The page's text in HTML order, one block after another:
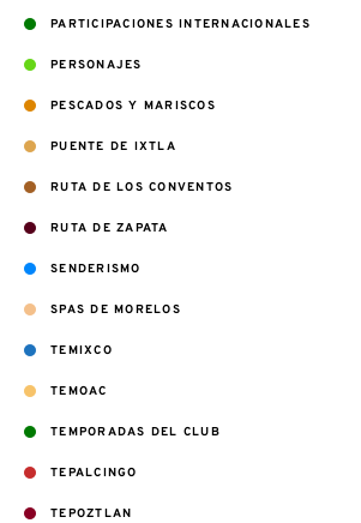
PARTICIPACIONES INTERNACIONALES
PERSONAJES
PESCADOS Y MARISCOS
PUENTE DE IXTLA
RUTA DE LOS CONVENTOS
RUTA DE ZAPATA
SENDERISMO
SPAS DE MORELOS
TEMIXCO
TEMOAC
TEMPORADAS DEL CLUB
TEPALCINGO
TEPOZTLAN